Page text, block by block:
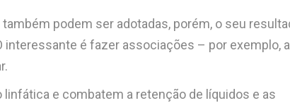
podem ser adotadas, porém, o seu
é fazer associações – por exemplo, a
e combatem a retenção de líquidos e as